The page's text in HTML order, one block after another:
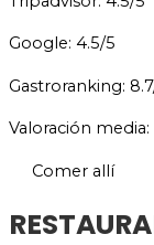
Google: 4.5/5
Gastroranking:
Valoración media:
Comer allí